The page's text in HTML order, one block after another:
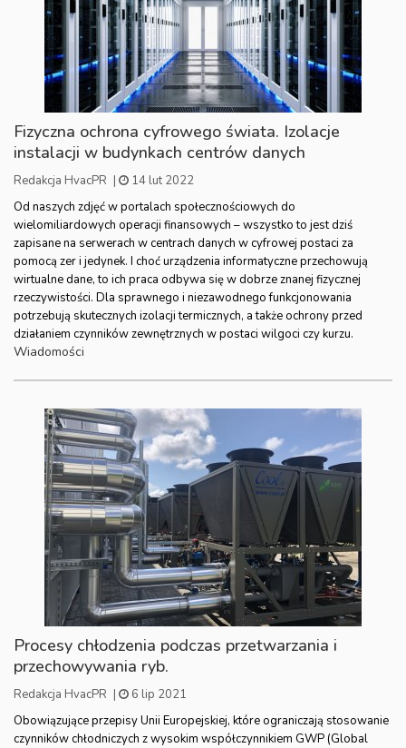
Fizyczna ochrona cyfrowego świata. Izolacje
instalacji w budynkach centrów danych
Redakcja HvacPR |
14 lut 2022
Od naszych zdjęć w portalach społecznościowych do
wielomiliardowych operacji finansowych – wszystko to jest dziś
zapisane na serwerach w centrach danych w cyfrowej postaci za
pomocą zer i jedynek. I choć urządzenia informatyczne przechowują
wirtualne dane, to ich praca odbywa się w dobrze znanej fizycznej
rzeczywistości. Dla sprawnego i niezawodnego funkcjonowania
potrzebują skutecznych izolacji termicznych, a także ochrony przed
działaniem czynników zewnętrznych w postaci wilgoci czy kurzu.
Wiadomości
Procesy chłodzenia podczas przetwarzania i
przechowywania ryb.
Redakcja HvacPR |
6 lip 2021
Obowiązujące przepisy Unii Europejskiej, które ograniczają stosowanie
czynników chłodniczych z wysokim współczynnikiem GWP (Global